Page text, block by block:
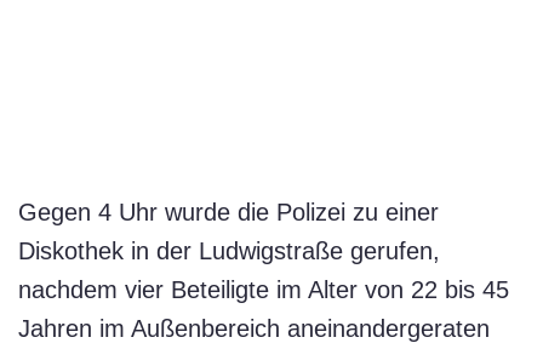
Gegen 4 Uhr wurde die Polizei zu einer
Diskothek in der Ludwigstraße gerufen,
nachdem vier Beteiligte im Alter von 22 bis 45
Jahren im Außenbereich aneinandergeraten